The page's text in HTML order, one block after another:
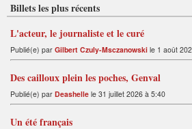
Billets les plus récents
L'acteur, le journaliste et le curé
Publié(e) par Gilbert Czuly-Msczanowski le 1 août
Des cailloux plein les poches, Genval
Publié(e) par Deashelle le 31 juillet 2026 à 5:40
Un été français